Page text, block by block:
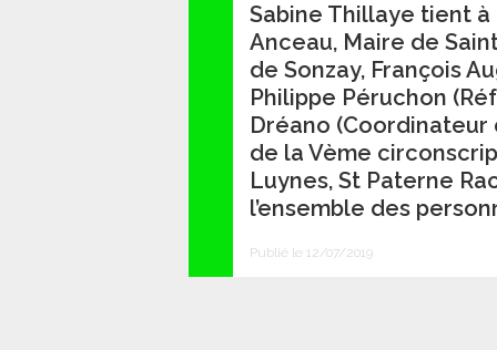
Sabine Thillaye tient
Anceau, Maire de
de Sonzay, François
Philippe Péruchon
Dréano
de la Vème
Luynes, St Paterne
l’ensemble des
Publié le 12/07/2019